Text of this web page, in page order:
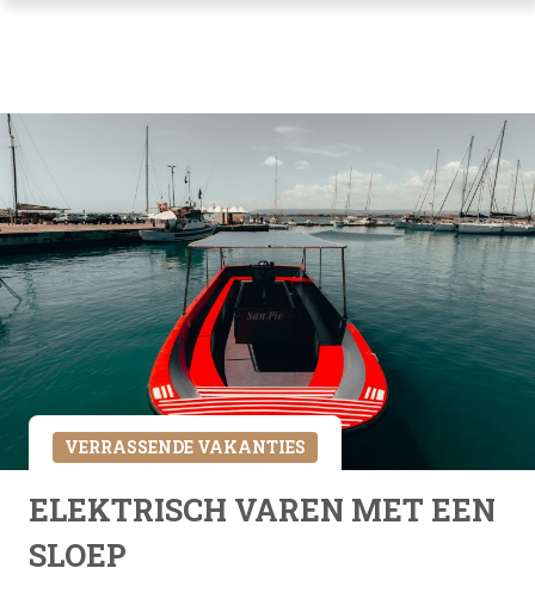
VERRASSENDE VAKANTIES
ELEKTRISCH VAREN MET EEN
SLOEP